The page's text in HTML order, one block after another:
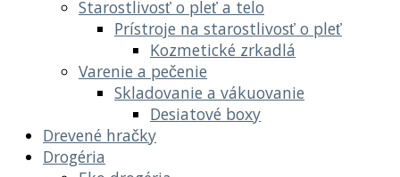
Starostlivosť o pleť a telo
Prístroje na starostlivosť o pleť
Kozmetické zrkadlá
Varenie a pečenie
Skladovanie a vákuovanie
Desiatové boxy
Drevené hračky
Drogéria